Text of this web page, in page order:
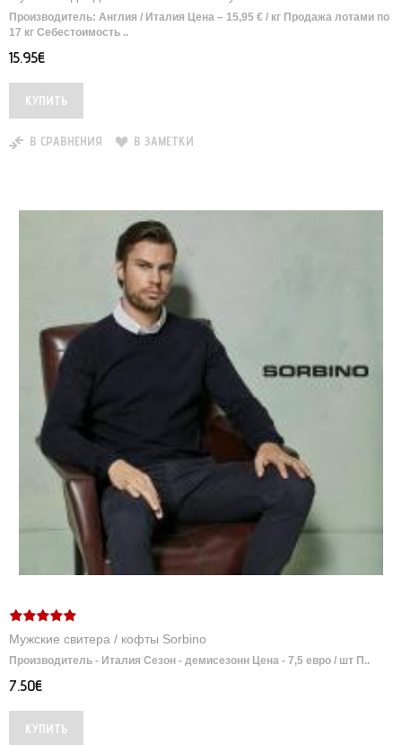
Производитель: Англия / Италия Цена – 15,95 € / кг Продажа лотами по
17 кг Себестоимость ..
15.95€
В СРАВНЕНИЯ В ЗАМЕТКИ
Мужские свитера / кофты Sorbino
Производитель - Италия Сезон - демисезонн Цена - 7,5 евро / шт П..
7.50€